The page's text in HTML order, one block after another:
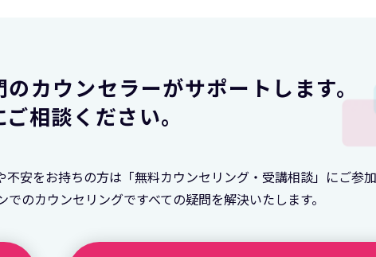
のカウンセラーがサポートします。
相談ください。
安をお持ちの方は「無料カウンセリング・受講相談」にご参加
のカウンセリングですべての疑問を解決いたします。